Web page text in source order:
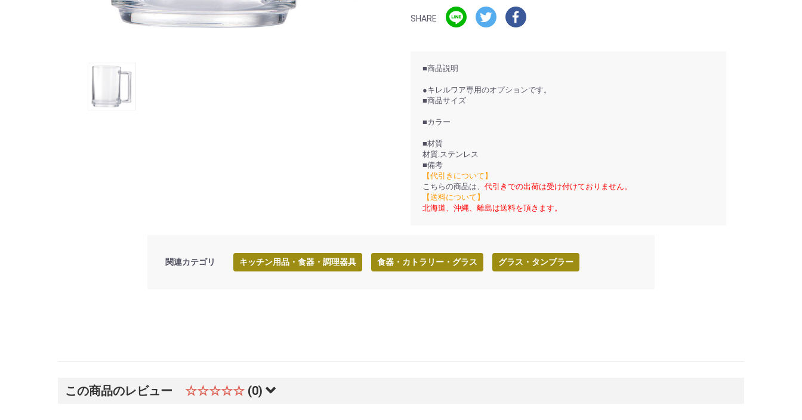
SHARE
■商品説明
●キレルワア専用のオプションです。
■商品サイズ
■カラー
■材質
材質:ステンレス
■備考
【代引きについて】
こちらの商品は、 代引きでの出荷は受け付けておりません。
【送料について】
北海道、沖縄、離島は送料を頂きます。
関連カテゴリ キッチン用品・食器・調理器具 食器・カトラリー・グラス グラス・タンブラー
この商品のレビュー ☆☆☆☆☆ (0)